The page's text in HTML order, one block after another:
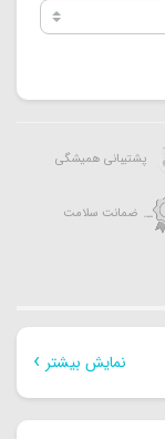
پشتیبانی همیشگی
ضمانت سلامت
نمایش بیشتر